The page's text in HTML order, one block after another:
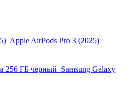
Apple AirPods Pro 3 (2025)
Samsung Galaxy